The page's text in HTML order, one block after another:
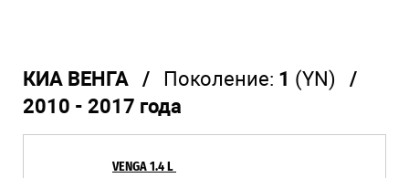
КИА ВЕНГА / Поколение: 1 (YN) /
2010 - 2017 года
VENGA 1.4 L